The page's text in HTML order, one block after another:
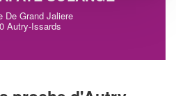
De Grand Jaliere
Autry-Issards